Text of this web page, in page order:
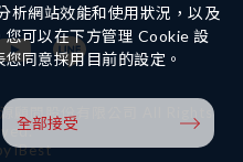
顧問股份有限公司
All Rights
iBest
析網站效能和使用狀況，以及
可以在下方管理 Cookie 設
同意採用目前的設定。
全部接受